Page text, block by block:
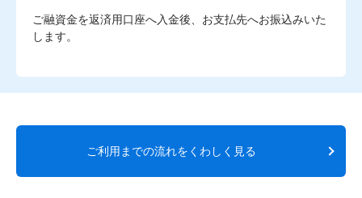
ご融資金を返済用口座へ入金後、お支払先へお振込みいた
します。
ご利用までの流れをくわしく見る